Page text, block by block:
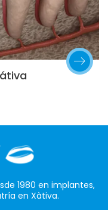
1980 en implantes,
en Xàtiva.